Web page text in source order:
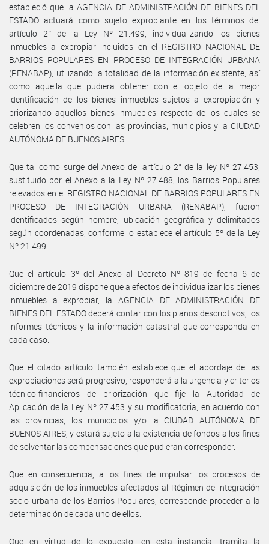
estableció que la AGENCIA DE ADMINISTRACIÓN DE BIENES DEL
ESTADO actuará como sujeto expropiante en los términos del
artículo 2° de la Ley Nº 21.499, individualizando los bienes
inmuebles a expropiar incluidos en el REGISTRO NACIONAL DE
BARRIOS POPULARES EN PROCESO DE INTEGRACIÓN URBANA
(RENABAP), utilizando la totalidad de la información existente, así
como aquella que pudiera obtener con el objeto de la mejor
identificación de los bienes inmuebles sujetos a expropiación y
priorizando aquellos bienes inmuebles respecto de los cuales se
celebren los convenios con las provincias, municipios y la CIUDAD
AUTÓNOMA DE BUENOS AIRES.
Que tal como surge del Anexo del artículo 2° de la ley Nº 27.453,
sustituido por el Anexo a la Ley Nº 27.488, los Barrios Populares
relevados en el REGISTRO NACIONAL DE BARRIOS POPULARES EN
PROCESO DE INTEGRACIÓN URBANA (RENABAP), fueron
identificados según nombre, ubicación geográfica y delimitados
según coordenadas, conforme lo establece el artículo 5º de la Ley
Nº 21.499.
Que el artículo 3º del Anexo al Decreto Nº 819 de fecha 6 de
diciembre de 2019 dispone que a efectos de individualizar los bienes
inmuebles a expropiar, la AGENCIA DE ADMINISTRACIÓN DE
BIENES DEL ESTADO deberá contar con los planos descriptivos, los
informes técnicos y la información catastral que corresponda en
cada caso.
Que el citado artículo también establece que el abordaje de las
expropiaciones será progresivo, responderá a la urgencia y criterios
técnico-financieros de priorización que fije la Autoridad de
Aplicación de la Ley Nº 27.453 y su modificatoria, en acuerdo con
las provincias, los municipios y/o la CIUDAD AUTÓNOMA DE
BUENOS AIRES, y estará sujeto a la existencia de fondos a los fines
de solventar las compensaciones que pudieran corresponder.
Que en consecuencia, a los fines de impulsar los procesos de
adquisición de los inmuebles afectados al Régimen de integración
socio urbana de los Barrios Populares, corresponde proceder a la
determinación de cada uno de ellos.
Que en virtud de lo expuesto, en esta instancia, tramita la